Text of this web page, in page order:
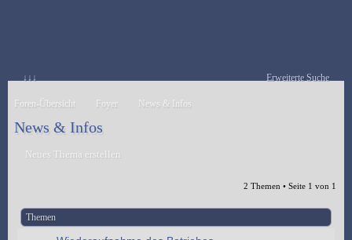
↓↓↓ Erweiterte Suche
Foren-Übersicht Foyer News & Infos
News & Infos
Neues Thema erstellen
2 Themen • Seite 1 von 1
Themen